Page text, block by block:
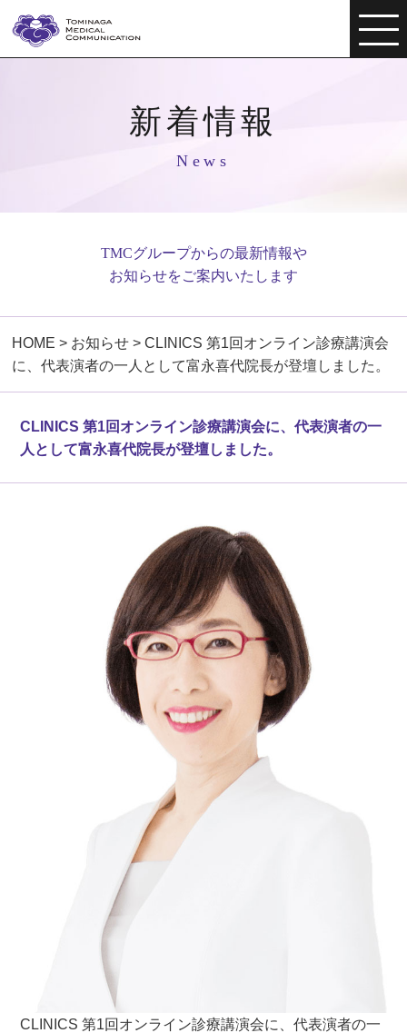
新着情報
News
TMCグループからの最新情報や
お知らせをご案内いたします
HOME > お知らせ >CLINICS 第1回オンライン診療講演会
に、代表演者の一人として富永喜代院長が登壇しました。
CLINICS 第1回オンライン診療講演会に、代表演者の一
人として富永喜代院長が登壇しました。
CLINICS 第1回オンライン診療講演会に、代表演者の一